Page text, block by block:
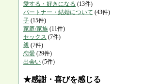
愛する・好きになる (13件)
パートナー・結婚について (43件)
子 (15件)
家庭/家族 (11件)
セックス (7件)
親 (7件)
恋愛 (29件)
出会い (5件)
★感謝・喜びを感じる